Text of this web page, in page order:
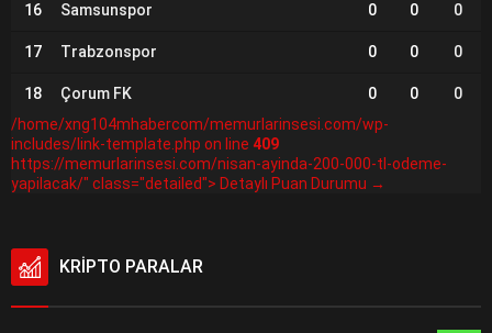
16 Samsunspor 0 0 0
17 Trabzonspor 0 0 0
18 Çorum FK 0 0
0
/home/xng104mhabercom/memurlarinsesi.com/wp-
includes/link-template.php on line 409
https://memurlarinsesi.com/nisan-ayinda-200-000-tl-odeme-
yapilacak/" class="detailed"> Detaylı Puan Durumu →
KRİPTO PARALAR